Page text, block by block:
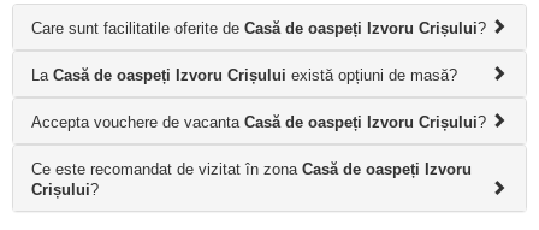
Care sunt facilitatile oferite de Casă de oaspeți Izvoru Crișului?
La Casă de oaspeți Izvoru Crișului există opțiuni de masă?
Accepta vouchere de vacanta Casă de oaspeți Izvoru Crișului?
Ce este recomandat de vizitat în zona Casă de oaspeți Izvoru
Crișului?